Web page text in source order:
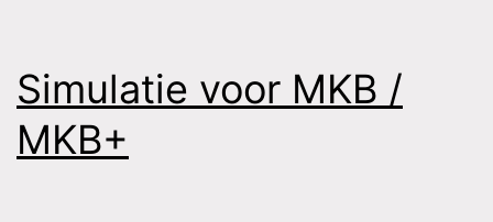
Simulatie voor MKB /
MKB+